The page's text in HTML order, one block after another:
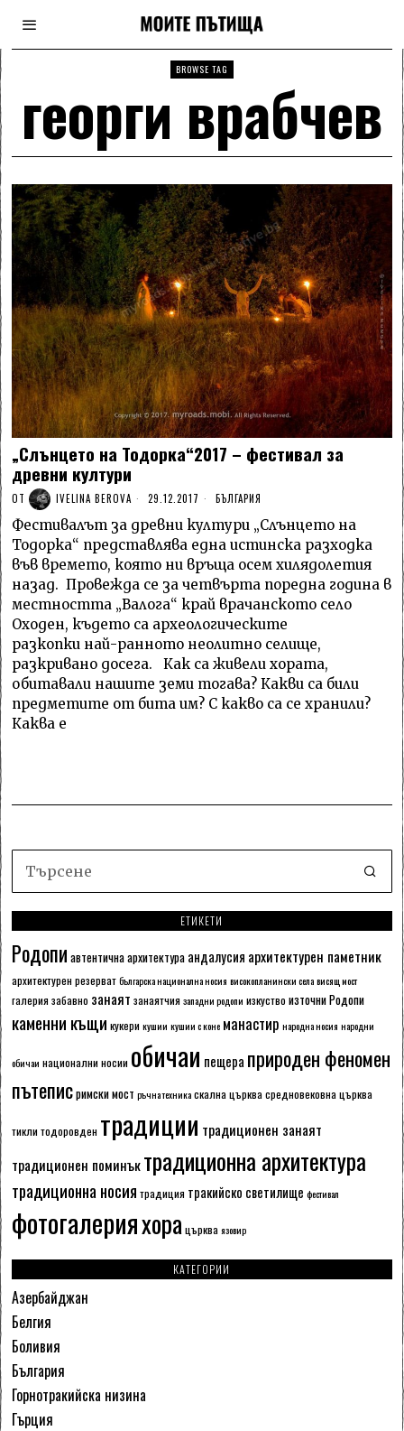
BROWSE TAG
георги врабчев
„Слънцето на Тодорка“2017 – фестивал за
древни култури
ОТ IVELINA BEROVA 29.12.2017 БЪЛГАРИЯ
Фестивалът за древни култури „Слънцето на
Тодорка“ представлява една истинска разходка
във времето, която ни връща осем хилядолетия
назад. Провежда се за четвърта поредна година в
местността „Валога“ край врачанското село
Оходен, където са археологическите
разкопки най-ранното неолитно селище,
разкривано досега. Как са живели хората,
обитавали нашите земи тогава? Какви са били
предметите от бита им? С какво са се хранили?
Каква е
ЕТИКЕТИ
Родопи автентична архитектура андалусия архитектурен паметник
архитектурен резерват българска национална носия високопланински села висящ мост
галерия забавно занаят занаятчия западни родопи изкуство източни Родопи
каменни къщи кукери кушии кушии с коне манастир народна носия народни
обичаи национални носии обичаи пещера природен феномен
пътеписримски мост ръчна техника скална църква средновековна църква
тикли тодоровден традиции традиционен занаят
традиционен поминъктрадиционна архитектура
традиционна носия традиция тракийско светилище фестивал
фотогалерияхора църква язовир
КАТЕГОРИИ
Азербайджан
Белгия
Боливия
България
Горнотракийска низина
Гърция